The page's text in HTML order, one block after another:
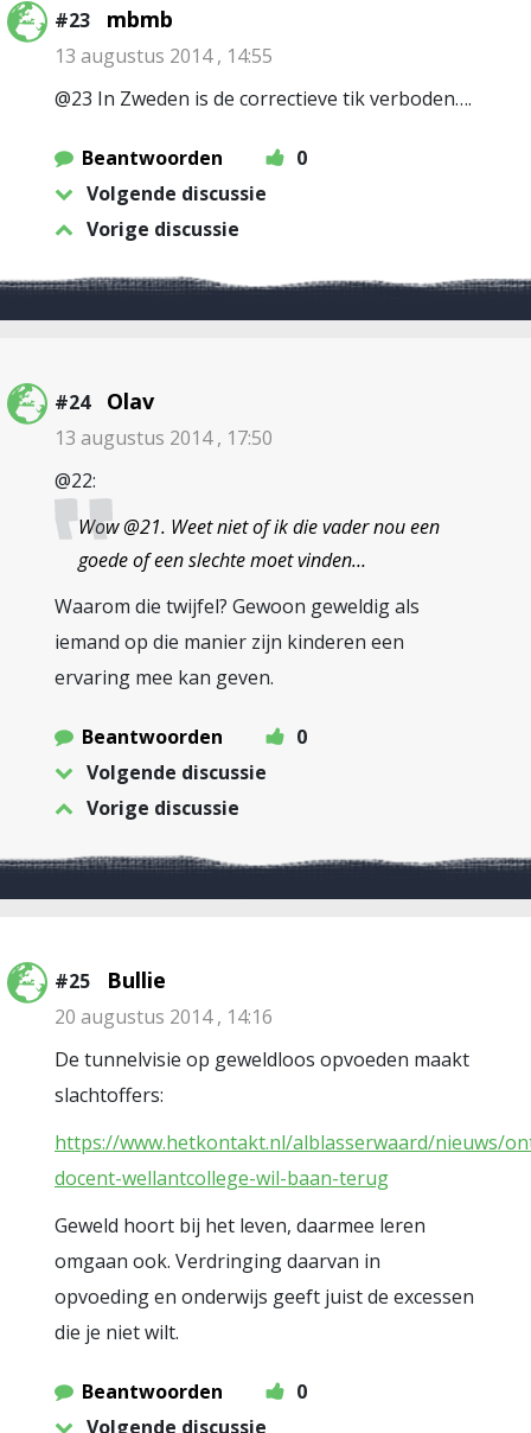
#23 mbmb
13 augustus 2014 , 14:55
@23 In Zweden is de correctieve tik verboden….
Beantwoorden
0
Volgende discussie
Vorige discussie
#24 Olav
13 augustus 2014 , 17:50
@22:
Wow @21. Weet niet of ik die vader nou een
goede of een slechte moet vinden…
Waarom die twijfel? Gewoon geweldig als
iemand op die manier zijn kinderen een
ervaring mee kan geven.
Beantwoorden
0
Volgende discussie
Vorige discussie
#25 Bullie
20 augustus 2014 , 14:16
De tunnelvisie op geweldloos opvoeden maakt
slachtoffers:
https://www.hetkontakt.nl/alblasserwaard/nieuws/
docent-wellantcollege-wil-baan-terug
Geweld hoort bij het leven, daarmee leren
omgaan ook. Verdringing daarvan in
opvoeding en onderwijs geeft juist de excessen
die je niet wilt.
Beantwoorden
0
Volgende discussie